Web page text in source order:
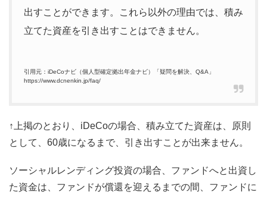
出すことができます。これら以外の理由では、積み
立てた資産を引き出すことはできません。
引用元：iDeCoナビ（個人型確定拠出年金ナビ）「疑問を解決、Q&A」
https://www.dcnenkin.jp/faq/
↑上掲のとおり、iDeCoの場合、積み立てた資産は、原則
として、60歳になるまで、引き出すことが出来ません。
ソーシャルレンディング投資の場合、ファンドへと出資し
た資金は、ファンドが償還を迎えるまでの間、ファンドに